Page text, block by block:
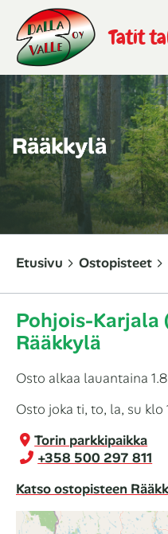
Tatit
Rääkkylä
Etusivu Ostopisteet
Pohjois-Karjala
Rääkkylä
Osto alkaa lauantaina
Osto joka ti, to, la, su klo
Torin parkkipaikka
+358 500 297 811
Katso ostopisteen